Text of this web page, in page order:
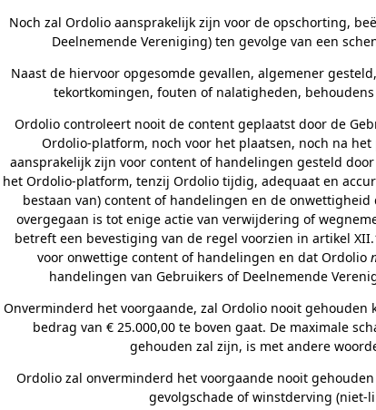
Noch zal Ordolio aansprakelijk zijn voor de opschorting,
Deelnemende Vereniging) ten gevolge van een
Naast de hiervoor opgesomde gevallen, algemener
tekortkomingen, fouten of nalatigheden,
Ordolio controleert nooit de content geplaatst door de
Ordolio-platform, noch voor het plaatsen, noch na
aansprakelijk zijn voor content of handelingen gesteld
het Ordolio-platform, tenzij Ordolio tijdig, adequaat en
bestaan van) content of handelingen en de
overgegaan is tot enige actie van verwijdering of
betreft een bevestiging van de regel voorzien in artikel
voor onwettige content of handelingen en dat Ordolio
handelingen van Gebruikers of Deelnemende
Onverminderd het voorgaande, zal Ordolio nooit
bedrag van € 25.000,00 te boven gaat. De maximale
gehouden zal zijn, is met andere
Ordolio zal onverminderd het voorgaande nooit
gevolgschade of winstderving (niet-